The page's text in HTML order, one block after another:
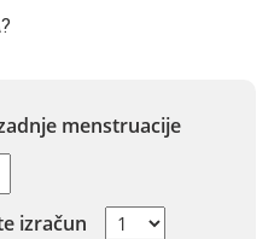
menstruacije
izračun